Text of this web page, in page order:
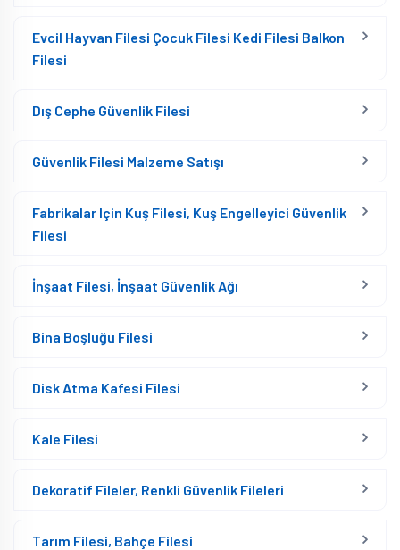
Evcil Hayvan Filesi Çocuk Filesi Kedi Filesi Balkon
Filesi
Dış Cephe Güvenlik Filesi
Güvenlik Filesi Malzeme Satışı
Fabrikalar Için Kuş Filesi, Kuş Engelleyici Güvenlik
Filesi
İnşaat Filesi, İnşaat Güvenlik Ağı
Bina Boşluğu Filesi
Disk Atma Kafesi Filesi
Kale Filesi
Dekoratif Fileler, Renkli Güvenlik Fileleri
Tarım Filesi, Bahçe Filesi